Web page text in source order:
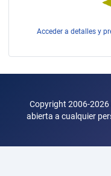
Acceder a detalles y
Copyright 2006-
abierta a cualquier